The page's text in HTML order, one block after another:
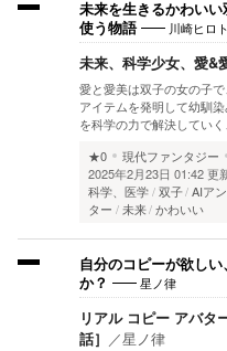
未来を生きるかわい
使う物語
川崎ヒロト
未来、科学少女、愛&
愛と愛美は双子の女の子
アイテムを発明して幼馴
を科学の力で解決してい
★0
現代ファンタジー
2025年2月23日 01:42 更
科学、医学 双子 AIア
ター
未来 かわいい
自分のコピーが欲し
か？
星ノ律
リアル コピー アバタ
話］ ／星ノ律